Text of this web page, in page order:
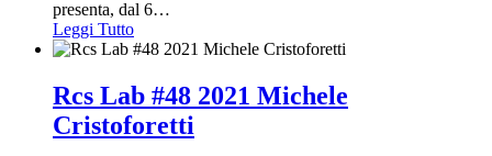
presenta, dal 6…
Leggi Tutto
Rcs Lab #48 2021 Michele
Cristoforetti